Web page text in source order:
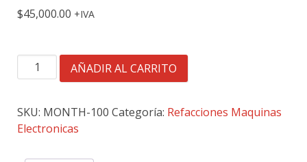
$45,000.00 IVA
MONTACARGAS
HIDRAULICO
MAQUINAS
VENDING
AÑADIR AL CARRITO
SKU: MONTH-100 Categoría: Refacciones Maquinas
Electronicas